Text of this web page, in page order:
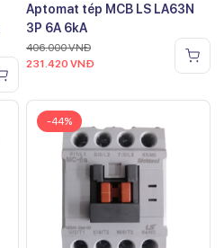
Aptomat tép MCB LS LA63N
3P 6A 6kA
406.000VNĐ
231.420 VNĐ
-44%